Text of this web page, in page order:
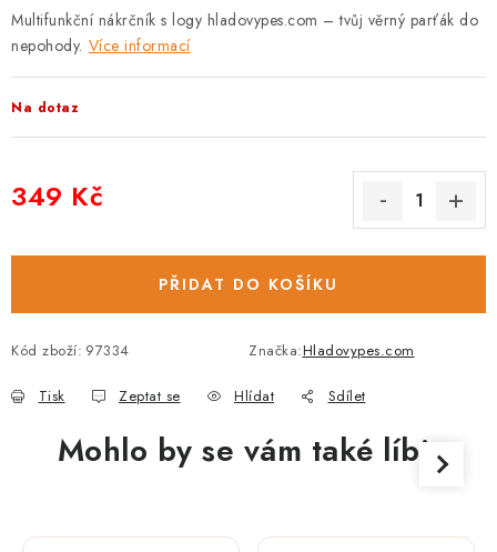
Multifunkční nákrčník s logy hladovypes.com – tvůj věrný parťák do
nepohody. Více informací
Na dotaz
349 Kč
PŘIDAT DO KOŠÍKU
Kód zboží: 97334 Značka:Hladovypes.com
Tisk Zeptat se Hlídat Sdílet
Mohlo by se vám také líbit